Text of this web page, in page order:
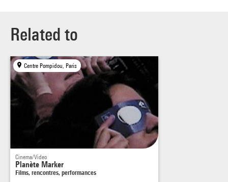
magiques. Le ravissement ingénu d’un conte-ballet aux gags
Chris Marker, « Cinémathèque imaginaire », Cinémathèque
royale de Belgique, 1985.
Related to
Centre Pompidou, Paris
Cinema/Video
Planète Marker
Films, rencontres, performances